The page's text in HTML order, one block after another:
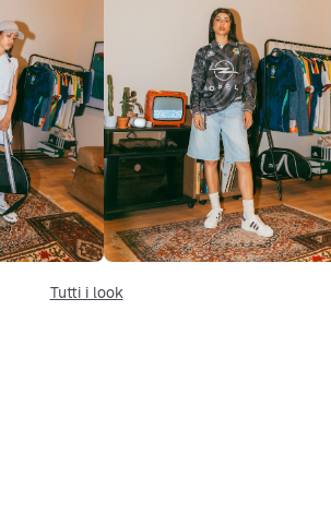
Tutti i look